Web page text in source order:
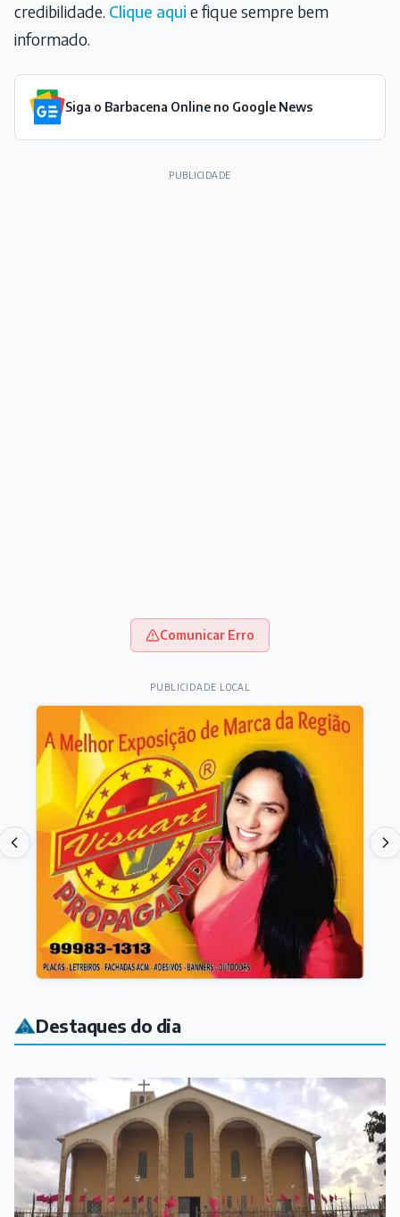
credibilidade. Clique aqui e fique sempre bem
informado.
Siga o Barbacena Online no Google News
PUBLICIDADE
Comunicar Erro
PUBLICIDADE LOCAL
Destaques do dia